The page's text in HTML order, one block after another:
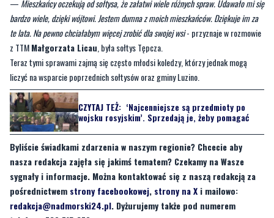
— Mieszkańcy oczekują od sołtysa, że załatwi wiele różnych spraw. Udawało mi się
bardzo wiele, dzięki wójtowi. Jestem dumna z moich mieszkańców. Dziękuje im za
te lata. Na pewno chciałabym więcej zrobić dla swojej wsi- przyznaje w rozmowie
z TTMMałgorzata Licau , była sołtys Tępcza.
Teraz tymi sprawami zajmą się często młodsi koledzy, którzy jednak mogą
liczyć na wsparcie poprzednich sołtysów oraz gminy Luzino.
CZYTAJ TEŻ: ‘Najcenniejsze są przedmioty po
wojsku rosyjskim’. Sprzedają je, żeby pomagać
Byliście świadkami zdarzenia w naszym regionie? Chcecie aby
nasza redakcja zajęła się jakimś tematem? Czekamy na Wasze
sygnały i informacje. Można kontaktować się z naszą redakcją za
pośrednictwem strony facebookowej, strony na X i mailowo:
redakcja@nadmorski24.pl. Dyżurujemy także pod numerem